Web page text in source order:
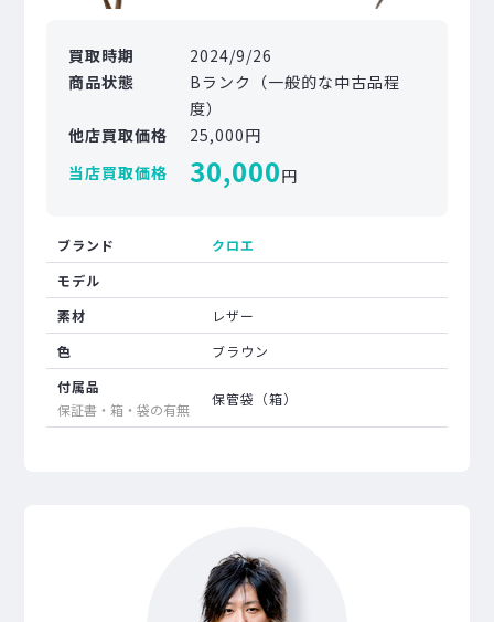
買取時期
2024/9/26
商品状態
Bランク（一般的な中古品程
度）
他店買取価格
25,000円
当店買取価格
30,000円
ブランド
クロエ
モデル
素材
レザー
色
ブラウン
付属品
保証書・箱・袋の有無
保管袋（箱）